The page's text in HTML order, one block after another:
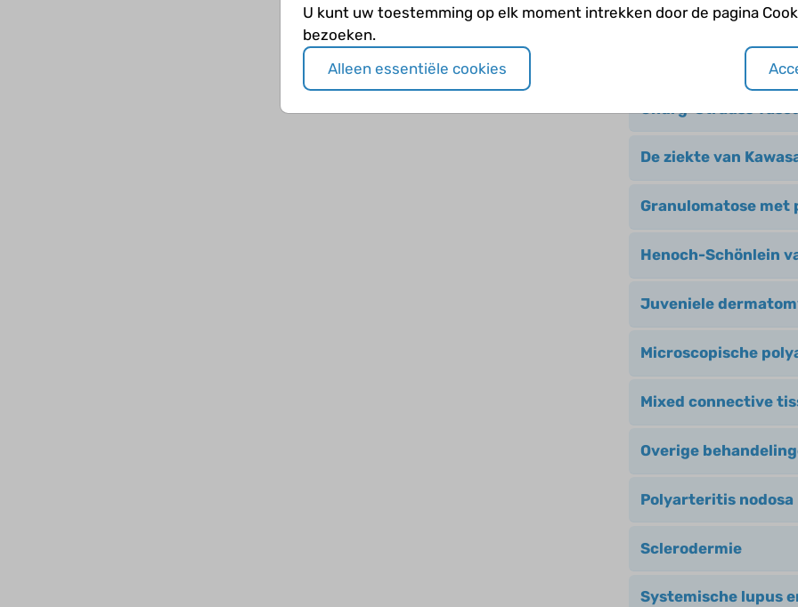
Behandeling JIA
Bloedonderzoek
De ziekte van
Granulomatose met
Henoch-Schönlein
Juveniele
Microscopische
Mixed connective
Overige
Polyarteritis nodosa
Sclerodermie
Systemische lupus
U kunt uw toestemming op elk moment intrekken door de pagina
bezoeken.
Alleen essentiële cookies